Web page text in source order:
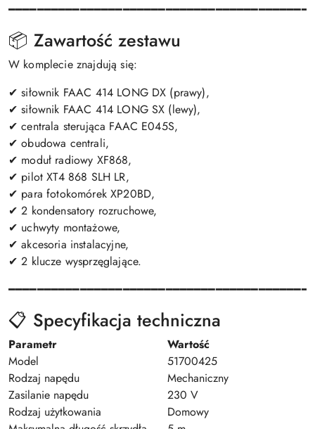
📦 Zawartość zestawu
W komplecie znajdują się:
✔ siłownik FAAC 414 LONG DX (prawy),
✔ siłownik FAAC 414 LONG SX (lewy),
✔ centrala sterująca FAAC E045S,
✔ obudowa centrali,
✔ moduł radiowy XF868,
✔ pilot XT4 868 SLH LR,
✔ para fotokomórek XP20BD,
✔ 2 kondensatory rozruchowe,
✔ uchwyty montażowe,
✔ akcesoria instalacyjne,
✔ 2 klucze wysprzęglające.
📋 Specyfikacja techniczna
Parametr
Wartość
Model
51700425
Rodzaj napędu
Mechaniczny
Zasilanie napędu
230 V
Rodzaj użytkowania
Domowy